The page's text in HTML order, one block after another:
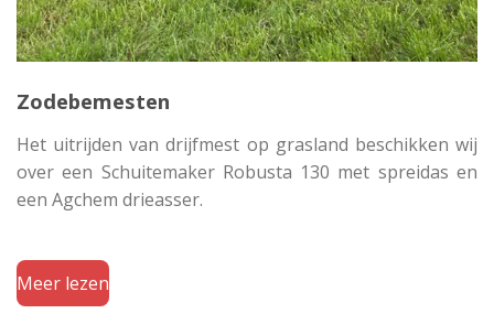
Zodebemesten
Het uitrijden van drijfmest op grasland beschikken wij
over een Schuitemaker Robusta 130 met spreidas en
een Agchem drieasser.
Meer lezen